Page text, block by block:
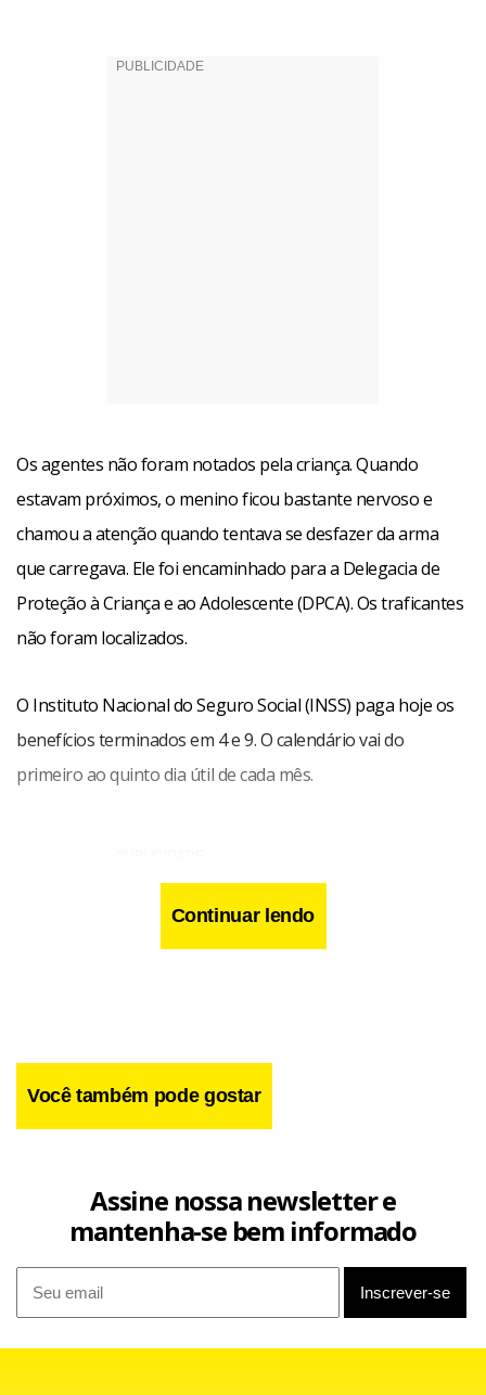
Os agentes não foram notados pela criança. Quando
estavam próximos, o menino ficou bastante nervoso e
chamou a atenção quando tentava se desfazer da arma
que carregava. Ele foi encaminhado para a Delegacia de
Proteção à Criança e ao Adolescente (DPCA). Os traficantes
não foram localizados.
O Instituto Nacional do Seguro Social (INSS) paga hoje os
benefícios terminados em 4 e 9. O calendário vai do
primeiro ao quinto dia útil de cada mês.
benefícios,sendo 69,
45% no perímetro urbano
(17.049.603) e 30,55% na zona rural (7.500.325). O valor total
Continuar lendo
Você também pode gostar
Assine nossa newsletter e
mantenha-se bem informado